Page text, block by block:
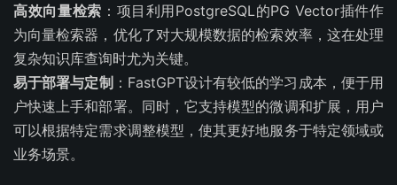
高效向量检索 ：项目利用PostgreSQL的PG Vector插件作
为向量检索器，优化了对大规模数据的检索效率，这在处理
复杂知识库查询时尤为关键。
易于部署与定制：FastGPT设计有较低的学习成本，便于用
户快速上手和部署。同时，它支持模型的微调和扩展，用户
可以根据特定需求调整模型，使其更好地服务于特定领域或
业务场景。